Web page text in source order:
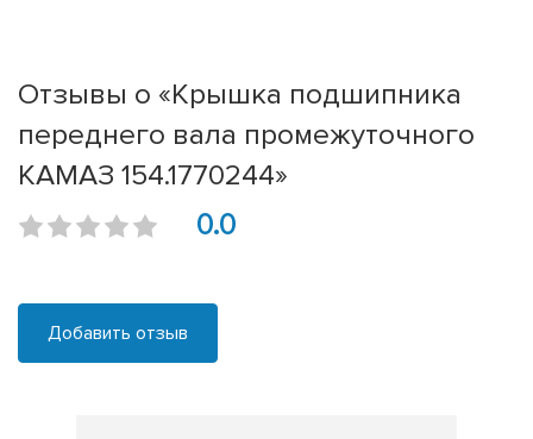
Отзывы о «Крышка подшипника
переднего вала промежуточного
КАМАЗ 154.1770244»
0.0
Добавить отзыв